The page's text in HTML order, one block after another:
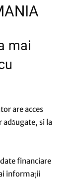
mai
are acces
si la
financiare
informații